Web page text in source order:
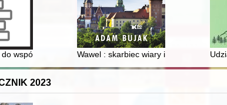
współczesności" : dzieje ziem nadorzańskich
Wawel : skarbiec wiary i polskości
2023